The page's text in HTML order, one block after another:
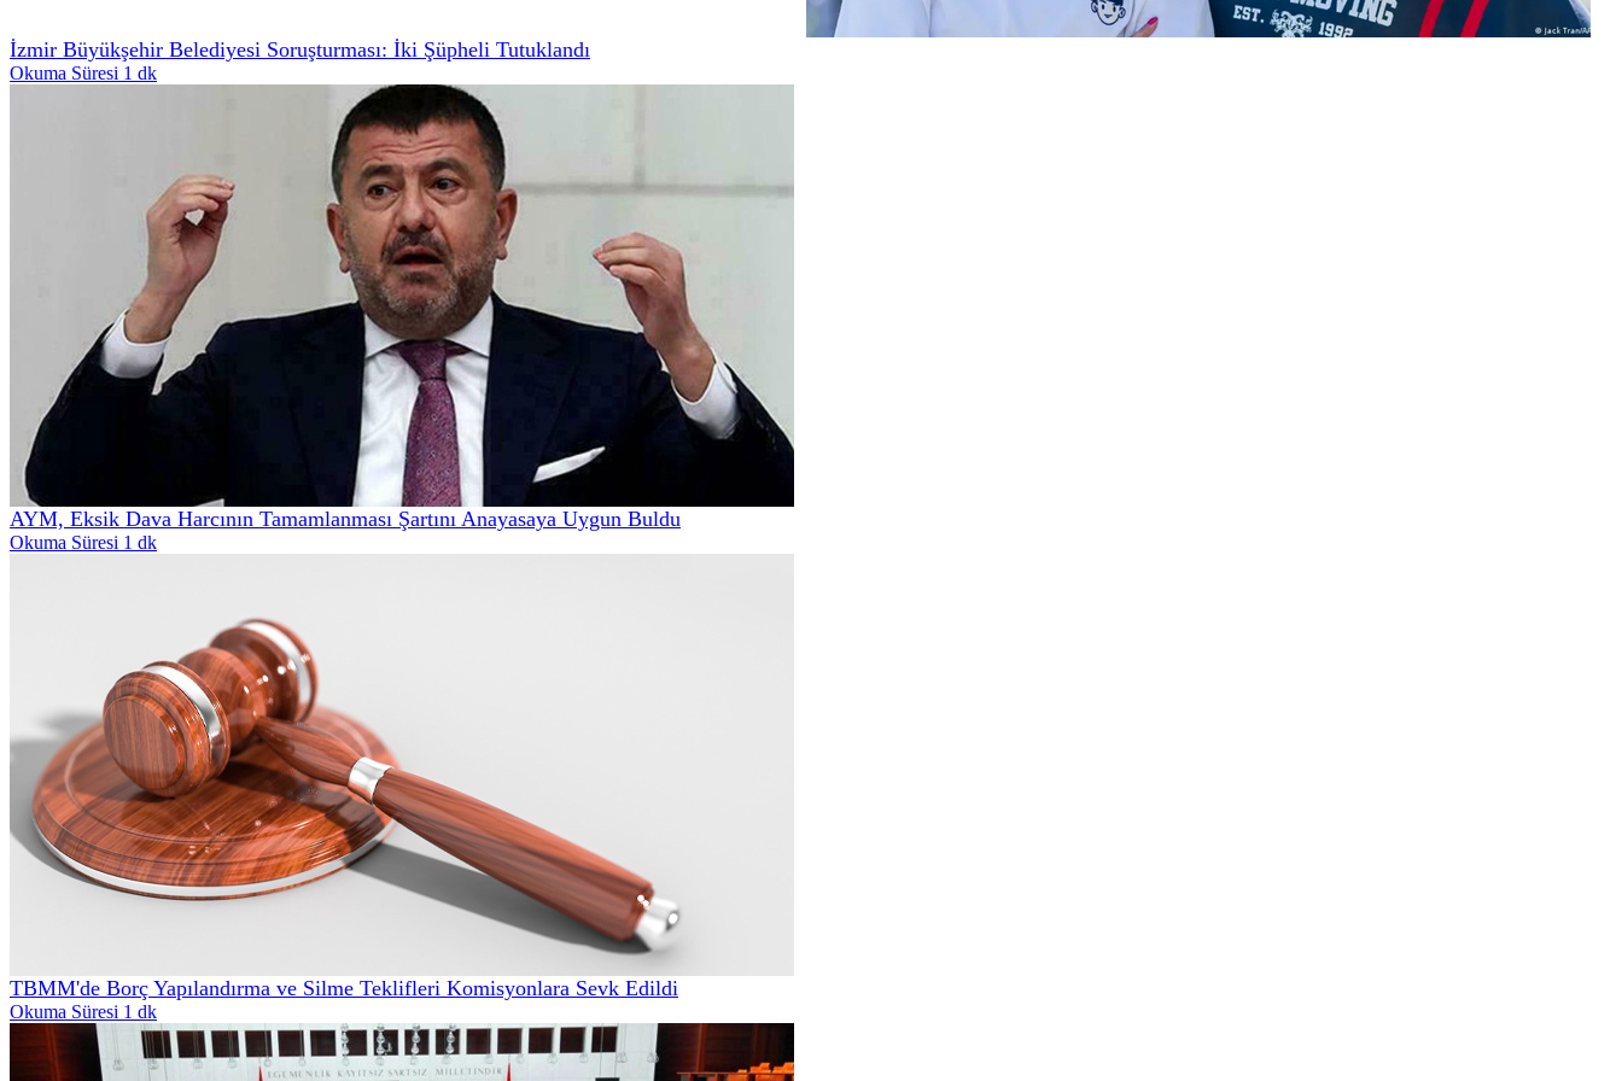
İzmir Büyükşehir Belediyesi Soruşturması: İki Şüpheli Tutuklandı
Okuma Süresi 1 dk
AYM, Eksik Dava Harcının Tamamlanması Şartını Anayasaya Uygun Buldu
Okuma Süresi 1 dk
TBMM'de Borç Yapılandırma ve Silme Teklifleri Komisyonlara Sevk Edildi
Okuma Süresi 1 dk